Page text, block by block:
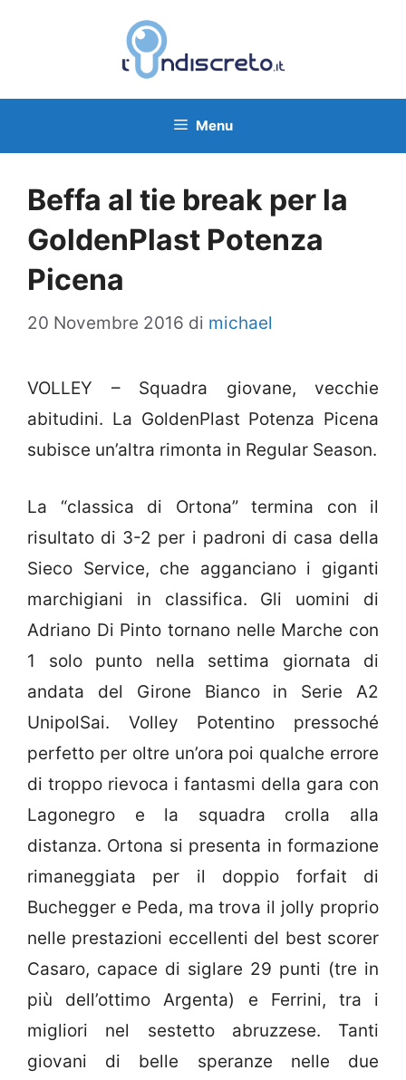
Menu
Beffa al tie break per la
GoldenPlast Potenza
Picena
20 Novembre 2016 di michael
VOLLEY – Squadra giovane, vecchie
abitudini. La GoldenPlast Potenza Picena
subisce un’altra rimonta in Regular Season.
La “classica di Ortona” termina con il
risultato di 3-2 per i padroni di casa della
Sieco Service, che agganciano i giganti
marchigiani in classifica. Gli uomini di
Adriano Di Pinto tornano nelle Marche con
1 solo punto nella settima giornata di
andata del Girone Bianco in Serie A2
UnipolSai. Volley Potentino pressoché
perfetto per oltre un’ora poi qualche errore
di troppo rievoca i fantasmi della gara con
Lagonegro e la squadra crolla alla
distanza. Ortona si presenta in formazione
rimaneggiata per il doppio forfait di
Buchegger e Peda, ma trova il jolly proprio
nelle prestazioni eccellenti del best scorer
Casaro, capace di siglare 29 punti (tre in
più dell’ottimo Argenta) e Ferrini, tra i
migliori nel sestetto abruzzese. Tanti
giovani di belle speranze nelle due